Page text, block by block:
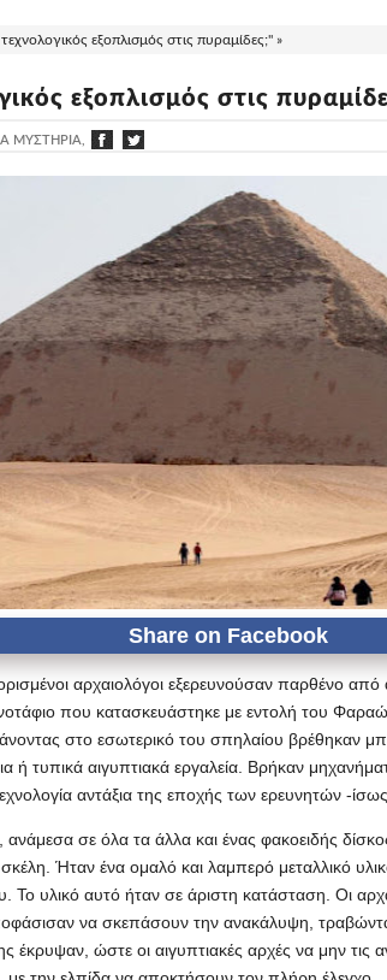
εξοπλισμός στις πυραμίδες;" »
εξοπλισμός στις
ΜΥΣΤΉΡΙΑ,
αρχαιολόγοι εξερευνούσαν παρθένο
που κατασκευάστηκε με εντολή του
στο εσωτερικό του σπηλαίου βρέθηκαν
ή τυπικά αιγυπτιακά εργαλεία. Βρήκαν
αντάξια της εποχής των ερευνητών -
σε όλα τα άλλα και ένας φακοειδής
Ήταν ένα ομαλό και λαμπερό μεταλλικό
υλικό αυτό ήταν σε άριστη κατάσταση. Οι
να σκεπάσουν την ανακάλυψη,
έκρυψαν, ώστε οι αιγυπτιακές αρχές να μην τις